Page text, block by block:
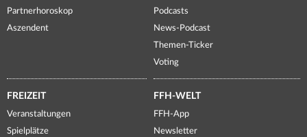
Partnerhoroskop
Aszendent
Podcasts
News-Podcast
Themen-Ticker
Voting
FREIZEIT
Veranstaltungen
Spielplätze
FFH-WELT
FFH-App
Newsletter